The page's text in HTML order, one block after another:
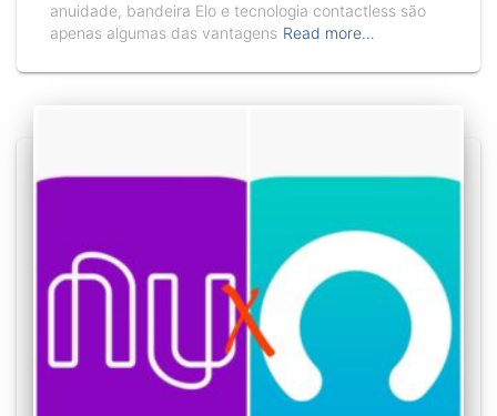
anuidade, bandeira Elo e tecnologia contactless são
apenas algumas das vantagens Read more…